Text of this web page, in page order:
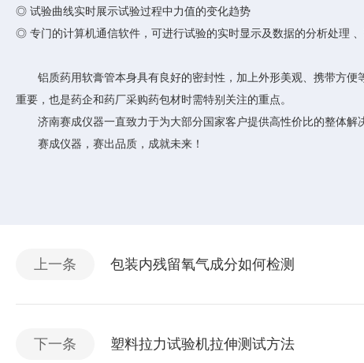
◎ 试验曲线实时展示试验过程中力值的变化趋势
◎ 专门的计算机通信软件，可进行试验的实时显示及数据的分析处理
铝质药用软膏管本身具有良好的密封性，加上外形美观、携带方
重要，也是药企和药厂采购药包材时需特别关注的重点。
济南赛成仪器一直致力于为大部分国家客户提供高性价比的整体
赛成仪器，赛出品质，成就未来！
上一条 包装内残留氧气成分如何检测
下一条 塑料拉力试验机拉伸测试方法